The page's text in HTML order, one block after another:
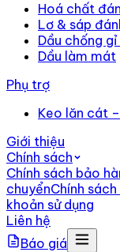
Hoá chất
Lơ & sáp
Dầu chống
Dầu làm mát
Phụ trợ
Keo lăn cát
Giới thiệu
Chính sách
Chính sách bảo
chuyểnChính
khoản sử dụng
Liên hệ
Báo giá